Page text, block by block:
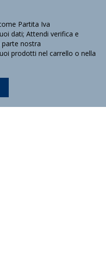
Partita Iva
dati; Attendi verifica e
nostra
prodotti nel carrello o nella